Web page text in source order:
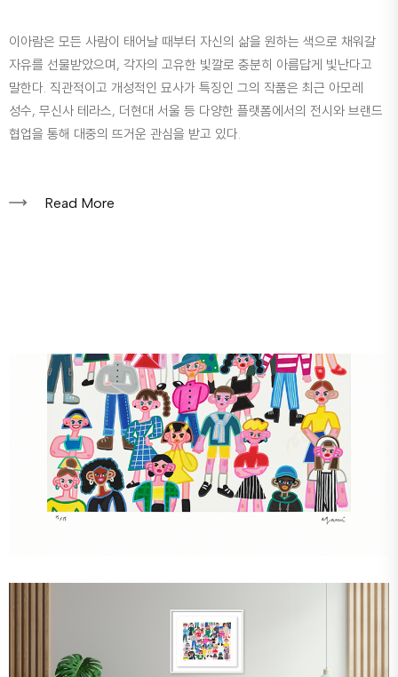
이아람은 모든 사람이 태어날 때부터 자신의 삶을 원하는 색으로 채워갈
자유를 선물받았으며, 각자의 고유한 빛깔로 충분히 아름답게 빛난다고
말한다. 직관적이고 개성적인 묘사가 특징인 그의 작품은 최근 아모레
성수, 무신사 테라스, 더현대 서울 등 다양한 플랫폼에서의 전시와 브랜드
협업을 통해 대중의 뜨거운 관심을 받고 있다.
Read More